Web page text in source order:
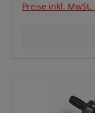
Preise inkl.